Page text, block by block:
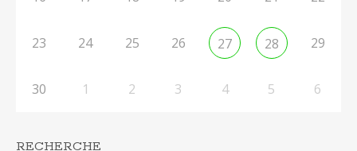
23 24 25 26 27 28 29
30 1 2 3 4 5 6
RECHERCHE